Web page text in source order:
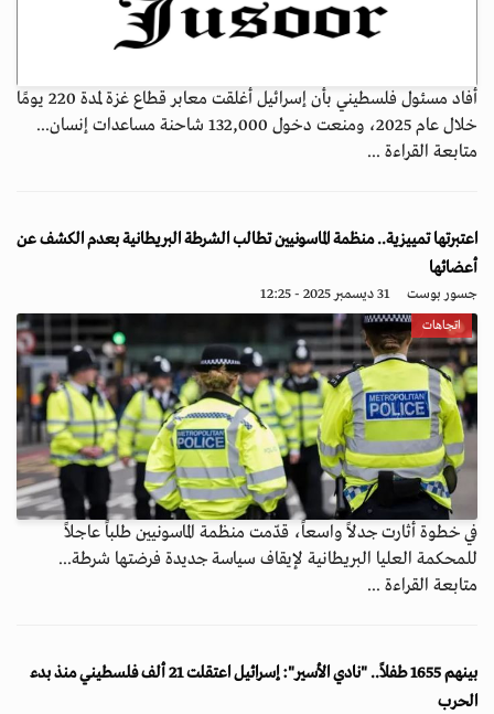
أفاد مسئول فلسطيني بأن إسرائيل أغلقت معابر قطاع غزة لمدة 220 يومًا
خلال عام 2025، ومنعت دخول 132,000 شاحنة مساعدات إنسان...
متابعة القراءة ...
اعتبرتها تمييزية.. منظمة الماسونيين تطالب الشرطة البريطانية بعدم الكشف عن
أعضائها
جسور بوست 31 ديسمبر 2025 - 12:25
اتجاهات
في خطوة أثارت جدلاً واسعاً، قدّمت منظمة الماسونيين طلباً عاجلاً
للمحكمة العليا البريطانية لإيقاف سياسة جديدة فرضتها شرطة...
متابعة القراءة ...
بينهم 1655 طفلاً.. "نادي الأسير": إسرائيل اعتقلت 21 ألف فلسطيني منذ بدء
الحرب